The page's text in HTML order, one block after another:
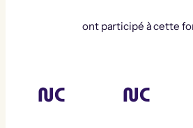
ont participé à cette
NC NC